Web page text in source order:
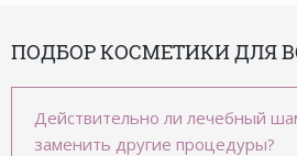
ПОДБОР КОСМЕТИКИ ДЛЯ
Действительно ли лечебный
заменить другие процедуры?